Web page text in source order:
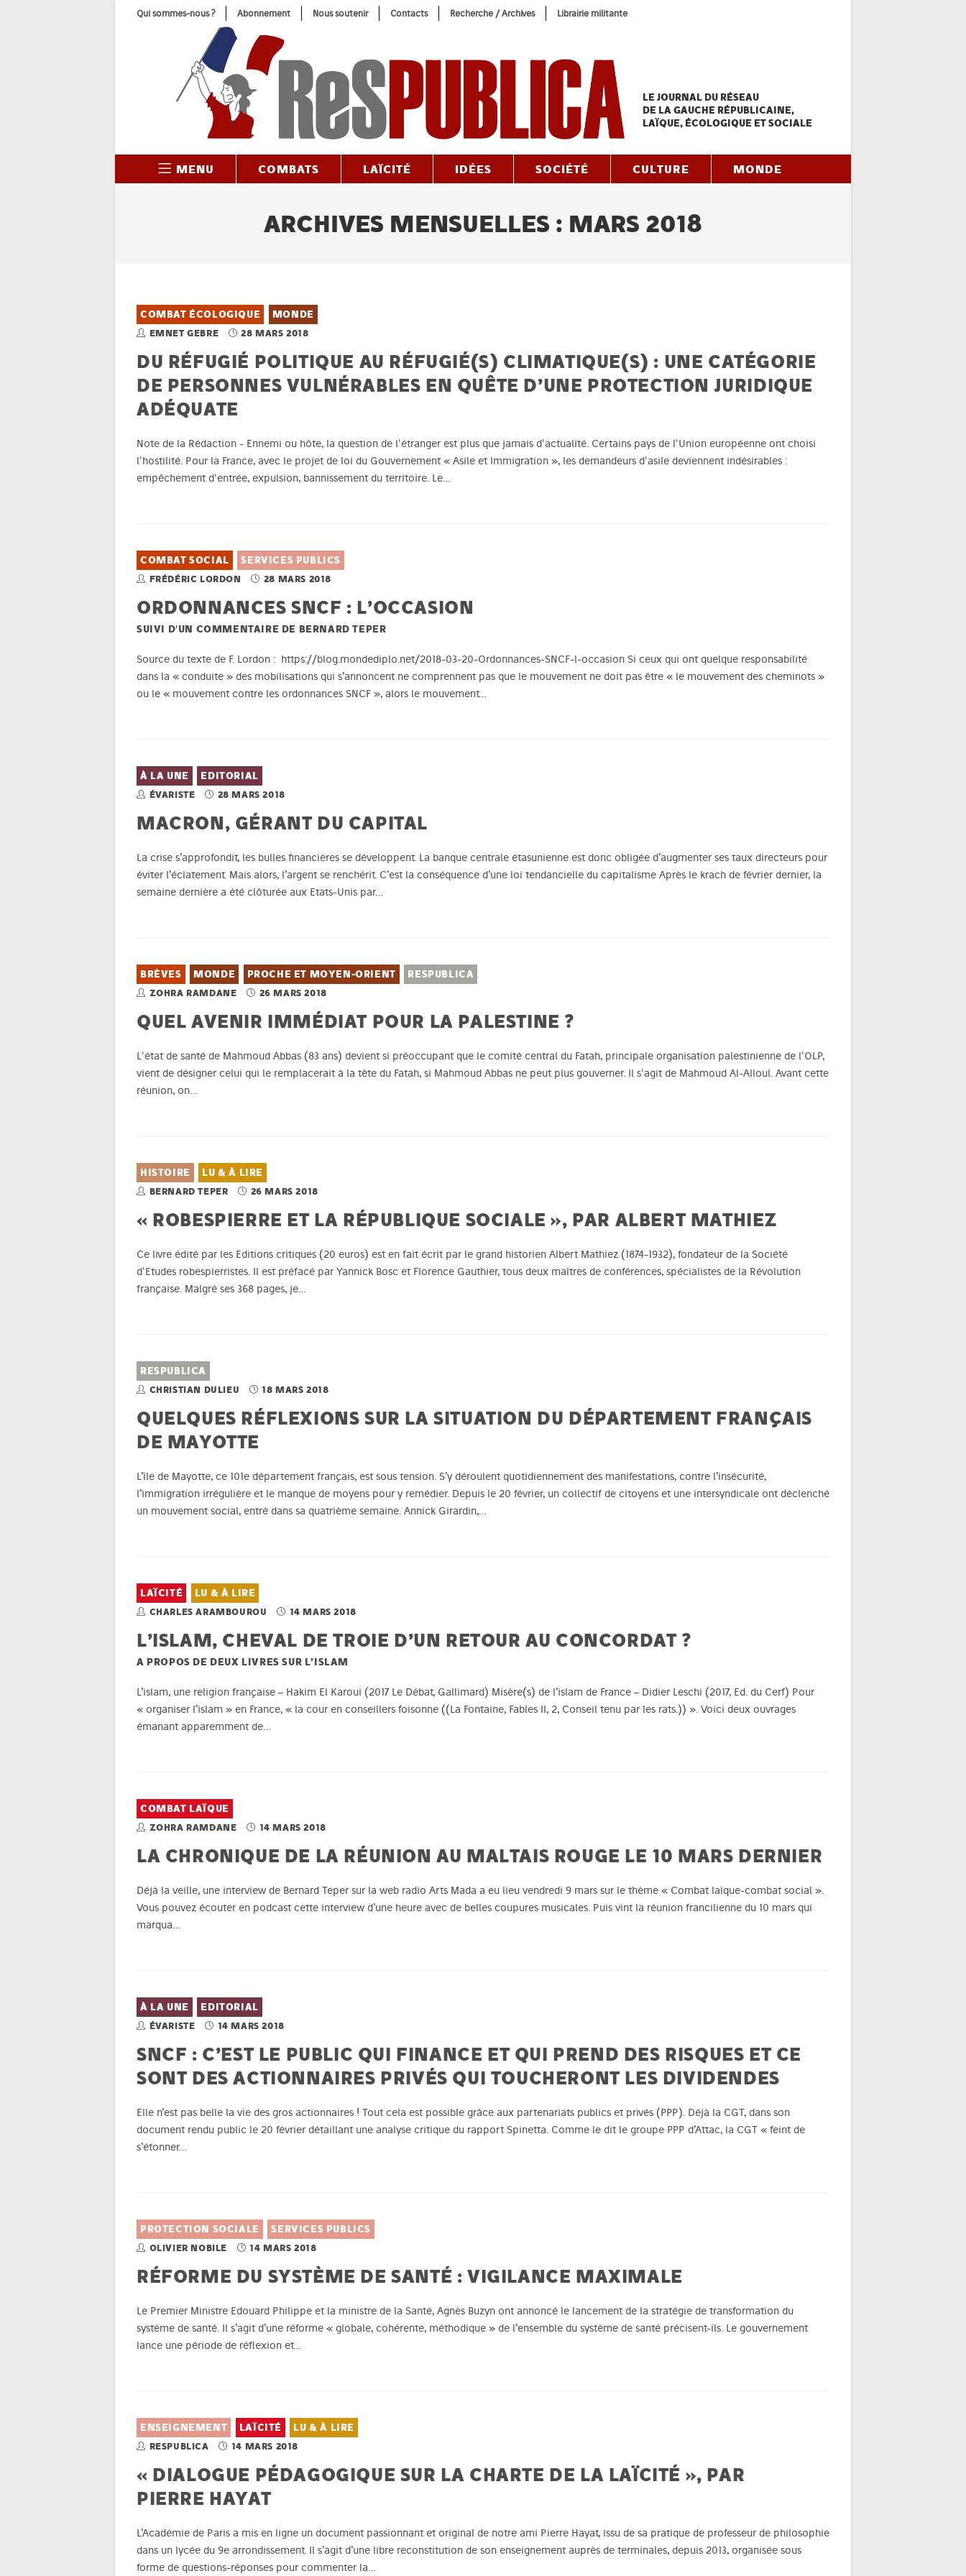
Qui sommes-nous ? Abonnement Nous soutenir Contacts Recherche / Archives Librairie militante
LE JOURNAL DU RÉSEAU
DE LA GAUCHE RÉPUBLICAINE,
LAÏQUE, ÉCOLOGIQUE ET SOCIALE
MENU COMBATS LAÏCITÉ IDÉES SOCIÉTÉ CULTURE MONDE
ARCHIVES MENSUELLES : MARS 2018
COMBAT ÉCOLOGIQUE MONDE
EMNET GEBRE 28 MARS 2018
DU RÉFUGIÉ POLITIQUE AU RÉFUGIÉ(S) CLIMATIQUE(S) : UNE CATÉGORIE
DE PERSONNES VULNÉRABLES EN QUÊTE D’UNE PROTECTION JURIDIQUE
ADÉQUATE
Note de la Rédaction - Ennemi ou hôte, la question de l'étranger est plus que jamais d'actualité. Certains pays de l'Union européenne ont choisi
l'hostilité. Pour la France, avec le projet de loi du Gouvernement « Asile et Immigration », les demandeurs d'asile deviennent indésirables :
empêchement d'entrée, expulsion, bannissement du territoire. Le…
COMBAT SOCIAL SERVICES PUBLICS
FRÉDÉRIC LORDON 28 MARS 2018
ORDONNANCES SNCF : L’OCCASION
SUIVI D'UN COMMENTAIRE DE BERNARD TEPER
Source du texte de F. Lordon : https://blog.mondediplo.net/2018-03-20-Ordonnances-SNCF-l-occasion Si ceux qui ont quelque responsabilité
dans la « conduite » des mobilisations qui s’annoncent ne comprennent pas que le mouvement ne doit pas être « le mouvement des cheminots »
ou le « mouvement contre les ordonnances SNCF », alors le mouvement…
À LA UNE EDITORIAL
ÉVARISTE 28 MARS 2018
MACRON, GÉRANT DU CAPITAL
La crise s’approfondit, les bulles financières se développent. La banque centrale étasunienne est donc obligée d’augmenter ses taux directeurs pour
éviter l’éclatement. Mais alors, l’argent se renchérit. C’est la conséquence d’une loi tendancielle du capitalisme Après le krach de février dernier, la
semaine dernière a été clôturée aux Etats-Unis par…
BRÈVES MONDE PROCHE ET MOYEN-ORIENT RESPUBLICA
ZOHRA RAMDANE 26 MARS 2018
QUEL AVENIR IMMÉDIAT POUR LA PALESTINE ?
L'état de santé de Mahmoud Abbas (83 ans) devient si préoccupant que le comité central du Fatah, principale organisation palestinienne de l'OLP,
vient de désigner celui qui le remplacerait à la tête du Fatah, si Mahmoud Abbas ne peut plus gouverner. Il s'agit de Mahmoud Al-Alloul. Avant cette
réunion, on…
HISTOIRE LU & À LIRE
BERNARD TEPER 26 MARS 2018
« ROBESPIERRE ET LA RÉPUBLIQUE SOCIALE », PAR ALBERT MATHIEZ
Ce livre édité par les Editions critiques (20 euros) est en fait écrit par le grand historien Albert Mathiez (1874-1932), fondateur de la Société
d'Etudes robespierristes. Il est préfacé par Yannick Bosc et Florence Gauthier, tous deux maîtres de conférences, spécialistes de la Révolution
française. Malgré ses 368 pages, je…
RESPUBLICA
CHRISTIAN DULIEU 18 MARS 2018
QUELQUES RÉFLEXIONS SUR LA SITUATION DU DÉPARTEMENT FRANÇAIS
DE MAYOTTE
L’île de Mayotte, ce 101e département français, est sous tension. S’y déroulent quotidiennement des manifestations, contre l’insécurité,
l’immigration irrégulière et le manque de moyens pour y remédier. Depuis le 20 février, un collectif de citoyens et une intersyndicale ont déclenché
un mouvement social, entré dans sa quatrième semaine. Annick Girardin,…
LAÏCITÉ LU & À LIRE
CHARLES ARAMBOUROU 14 MARS 2018
L’ISLAM, CHEVAL DE TROIE D’UN RETOUR AU CONCORDAT ?
A PROPOS DE DEUX LIVRES SUR L’ISLAM
L’islam, une religion française – Hakim El Karoui (2017 Le Débat, Gallimard) Misère(s) de l’islam de France – Didier Leschi (2017, Ed. du Cerf) Pour
« organiser l’islam » en France, « la cour en conseillers foisonne ((La Fontaine, Fables II, 2, Conseil tenu par les rats.)) ». Voici deux ouvrages
émanant apparemment de…
COMBAT LAÏQUE
ZOHRA RAMDANE 14 MARS 2018
LA CHRONIQUE DE LA RÉUNION AU MALTAIS ROUGE LE 10 MARS DERNIER
Déjà la veille, une interview de Bernard Teper sur la web radio Arts Mada a eu lieu vendredi 9 mars sur le thème « Combat laïque-combat social ».
Vous pouvez écouter en podcast cette interview d’une heure avec de belles coupures musicales. Puis vint la réunion francilienne du 10 mars qui
marqua…
À LA UNE EDITORIAL
ÉVARISTE 14 MARS 2018
SNCF : C’EST LE PUBLIC QUI FINANCE ET QUI PREND DES RISQUES ET CE
SONT DES ACTIONNAIRES PRIVÉS QUI TOUCHERONT LES DIVIDENDES
Elle n’est pas belle la vie des gros actionnaires ! Tout cela est possible grâce aux partenariats publics et privés (PPP). Déjà la CGT, dans son
document rendu public le 20 février détaillant une analyse critique du rapport Spinetta. Comme le dit le groupe PPP d’Attac, la CGT « feint de
s’étonner…
PROTECTION SOCIALE SERVICES PUBLICS
OLIVIER NOBILE 14 MARS 2018
RÉFORME DU SYSTÈME DE SANTÉ : VIGILANCE MAXIMALE
Le Premier Ministre Edouard Philippe et la ministre de la Santé, Agnès Buzyn ont annoncé le lancement de la stratégie de transformation du
système de santé. Il s’agit d’une réforme « globale, cohérente, méthodique » de l’ensemble du système de santé précisent-ils. Le gouvernement
lance une période de réflexion et…
ENSEIGNEMENT LAÏCITÉ LU & À LIRE
RESPUBLICA 14 MARS 2018
« DIALOGUE PÉDAGOGIQUE SUR LA CHARTE DE LA LAÏCITÉ », PAR
PIERRE HAYAT
L’Académie de Paris a mis en ligne un document passionnant et original de notre ami Pierre Hayat, issu de sa pratique de professeur de philosophie
dans un lycée du 9e arrondissement. Il s’agit d’une libre reconstitution de son enseignement auprès de terminales, depuis 2013, organisée sous
forme de questions-réponses pour commenter la…